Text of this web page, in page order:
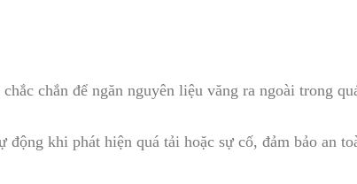
chắn để ngăn nguyên liệu văng ra ngoài trong
động khi phát hiện quá tải hoặc sự cố, đảm bảo an